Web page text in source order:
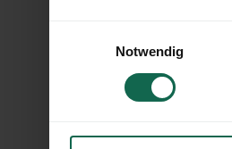
Notwendig